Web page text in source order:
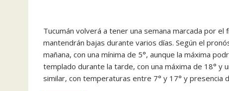
Tucumán volverá a tener una semana marcada por
mantendrán bajas durante varios días. Según el
mañana, con una mínima de 5°, aunque la máxima
templado durante la tarde, con una máxima de 18° y
similar, con temperaturas entre 7° y 17° y presencia